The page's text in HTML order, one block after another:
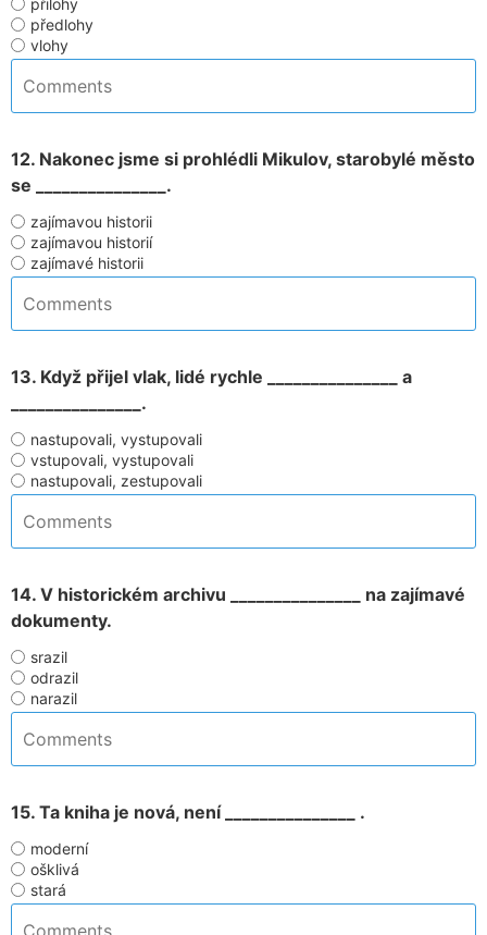
přilohy
předlohy
vlohy
12. Nakonec jsme si prohlédli Mikulov, starobylé město
se _______________.
zajímavou historii
zajímavou historií
zajímavé historii
13. Když přijel vlak, lidé rychle _______________ a
_______________.
nastupovali, vystupovali
vstupovali, vystupovali
nastupovali, zestupovali
14. V historickém archivu _______________ na zajímavé
dokumenty.
srazil
odrazil
narazil
15. Ta kniha je nová, není _______________ .
moderní
ošklivá
stará